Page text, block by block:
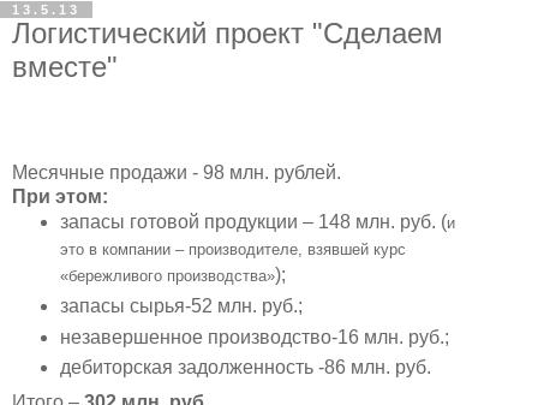
13.5.13
Логистический проект "Сделаем
вместе"
Месячные продажи - 98 млн. рублей.
При этом:
запасы готовой продукции – 148 млн. руб. (и
это в компании – производителе, взявшей курс
«бережливого производства»);
запасы сырья-52 млн. руб.;
незавершенное производство-16 млн. руб.;
дебиторская задолженность -86 млн. руб.